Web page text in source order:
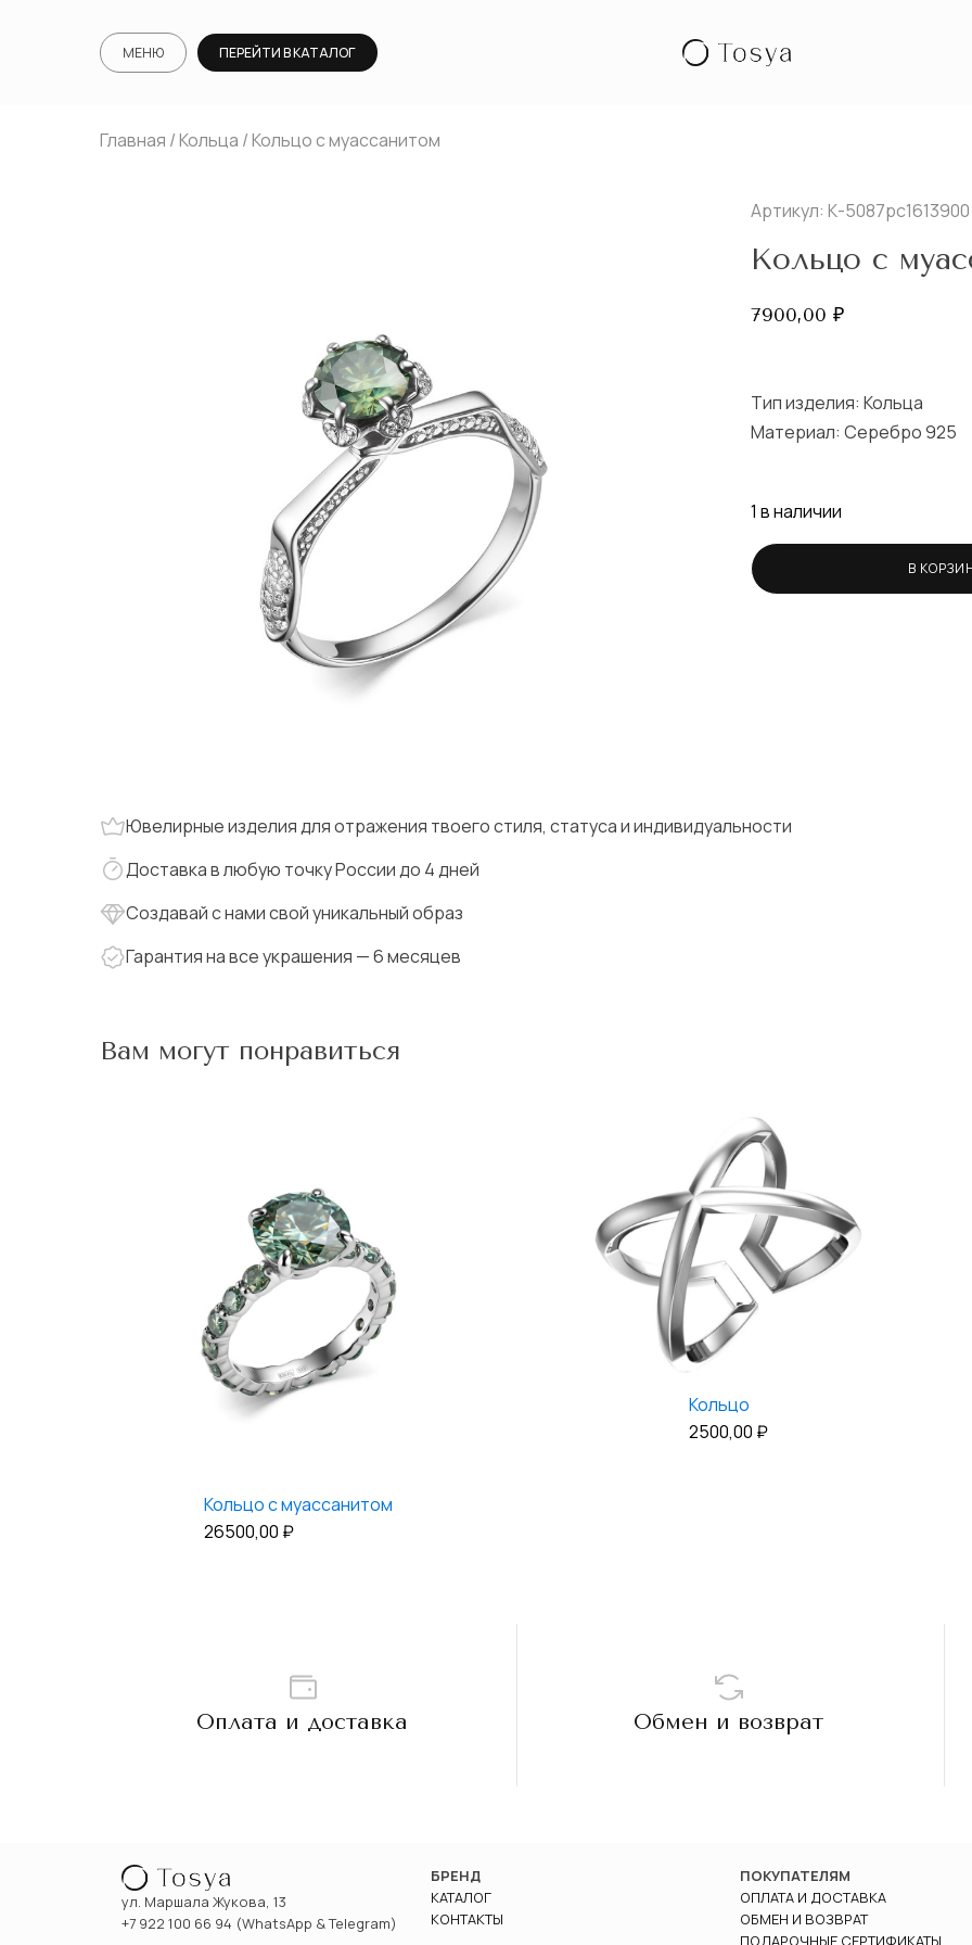
МЕНЮ ПЕРЕЙТИ В КАТАЛОГ
Главная /Кольца / Кольцо с муассанитом
Артикул: К-5087рс1613900
Кольцо с
7900,00 ₽
Тип изделия: Кольца
Материал: Серебро 925
1 в наличии
В
Ювелирные изделия для отражения твоего стиля, статуса и индивидуальности
Доставка в любую точку России до 4 дней
Создавай с нами свой уникальный образ
Гарантия на все украшения — 6 месяцев
Вам могут понравиться
Кольцо с муассанитом
26500,00 ₽
Кольцо
2500,00 ₽
Оплата и доставка Обмен и возврат
ул. Маршала Жукова, 13
+7 922 100 66 94 (WhatsApp & Telegram)
БРЕНД
КАТАЛОГ
КОНТАКТЫ
ПОКУПАТЕЛЯМ
ОПЛАТА И ДОСТАВКА
ОБМЕН И ВОЗВРАТ
ПОДАРОЧНЫЕ СЕРТИФИКАТЫ